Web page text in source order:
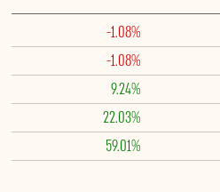
-1.08%
-1.08%
9.24%
22.03%
59.01%